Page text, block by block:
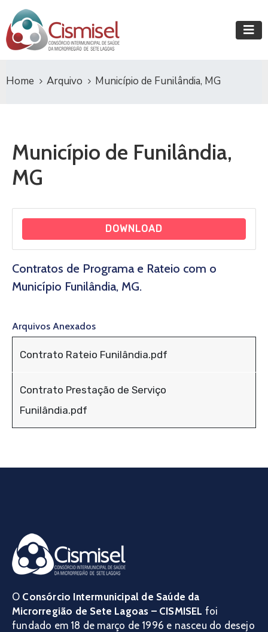
Home Arquivo Município de Funilândia, MG
Município de Funilândia,
MG
DOWNLOAD
Contratos de Programa e Rateio com o
Município Funilândia, MG.
Arquivos Anexados
Contrato Rateio Funilândia.pdf
Contrato Prestação de Serviço
Funilândia.pdf
O Consórcio Intermunicipal de Saúde da
Microrregião de Sete Lagoas – CISMISEL foi
fundado em 18 de março de 1996 e nasceu do desejo